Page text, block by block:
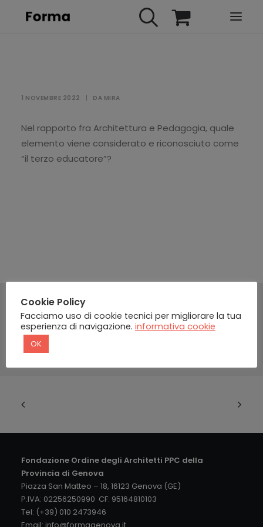
IN PRESENZA
E-LEARNING
URBAN TV
FAQ
1 NOVEMBRE 2022 DA MIRA
Nel rapporto fra Architettura e Pedagogia, quale
elemento viene considerato e riconosciuto come
“il terzo educatore”?
Fondazione Ordine degli Architetti PPC della
Provincia di Genova
Piazza San Matteo – 18, 16123 Genova (GE)
P.IVA: 02256250990 CF: 95164810103
Tel: (+39) 010 2473946
Cookie Policy
Facciamo uso di cookie tecnici per migliorare la tua
esperienza di navigazione. informativa cookie
OK